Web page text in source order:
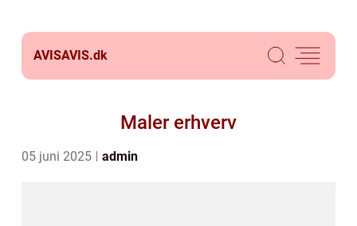
AVISAVIS.dk
Maler erhverv
05 juni 2025 admin